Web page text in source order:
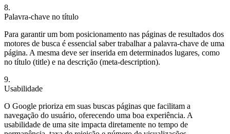
8.
Palavra-chave no título
Para garantir um bom posicionamento nas páginas de resultados dos
motores de busca é essencial saber trabalhar a palavra-chave de uma
página. A mesma deve ser inserida em determinados lugares, como
no título (title) e na descrição (meta-description).
9.
Usabilidade
O Google prioriza em suas buscas páginas que facilitam a
navegação do usuário, oferecendo uma boa experiência. A
usabilidade de uma site impacta diretamente no tempo de